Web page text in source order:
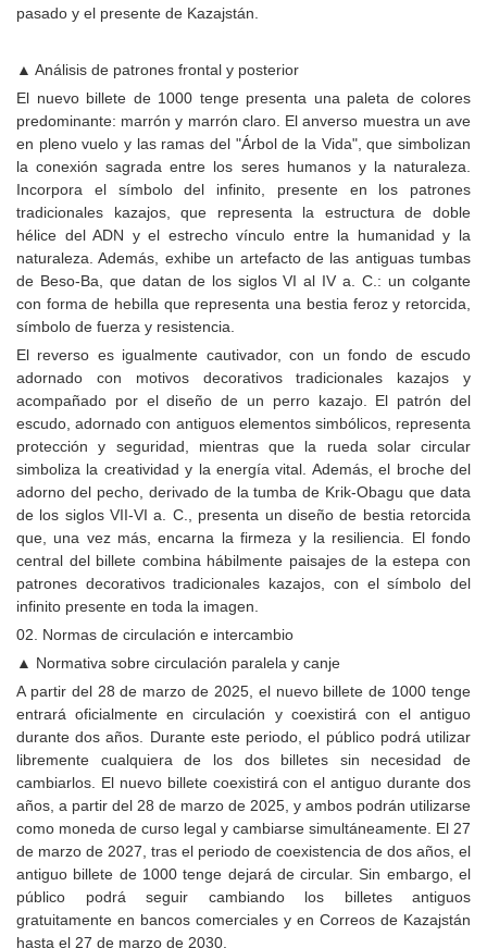
pasado y el presente de Kazajstán.
▲ Análisis de patrones frontal y posterior
El nuevo billete de 1000 tenge presenta una paleta de colores
predominante: marrón y marrón claro. El anverso muestra un ave
en pleno vuelo y las ramas del "Árbol de la Vida", que simbolizan
la conexión sagrada entre los seres humanos y la naturaleza.
Incorpora el símbolo del infinito, presente en los patrones
tradicionales kazajos, que representa la estructura de doble
hélice del ADN y el estrecho vínculo entre la humanidad y la
naturaleza. Además, exhibe un artefacto de las antiguas tumbas
de Beso-Ba, que datan de los siglos VI al IV a. C.: un colgante
con forma de hebilla que representa una bestia feroz y retorcida,
símbolo de fuerza y ​​resistencia.
El reverso es igualmente cautivador, con un fondo de escudo
adornado con motivos decorativos tradicionales kazajos y
acompañado por el diseño de un perro kazajo. El patrón del
escudo, adornado con antiguos elementos simbólicos, representa
protección y seguridad, mientras que la rueda solar circular
simboliza la creatividad y la energía vital. Además, el broche del
adorno del pecho, derivado de la tumba de Krik-Obagu que data
de los siglos VII-VI a. C., presenta un diseño de bestia retorcida
que, una vez más, encarna la firmeza y la resiliencia. El fondo
central del billete combina hábilmente paisajes de la estepa con
patrones decorativos tradicionales kazajos, con el símbolo del
infinito presente en toda la imagen.
02. Normas de circulación e intercambio
▲ Normativa sobre circulación paralela y canje
A partir del 28 de marzo de 2025, el nuevo billete de 1000 tenge
entrará oficialmente en circulación y coexistirá con el antiguo
durante dos años. Durante este periodo, el público podrá utilizar
libremente cualquiera de los dos billetes sin necesidad de
cambiarlos. El nuevo billete coexistirá con el antiguo durante dos
años, a partir del 28 de marzo de 2025, y ambos podrán utilizarse
como moneda de curso legal y cambiarse simultáneamente. El 27
de marzo de 2027, tras el periodo de coexistencia de dos años, el
antiguo billete de 1000 tenge dejará de circular. Sin embargo, el
público podrá seguir cambiando los billetes antiguos
gratuitamente en bancos comerciales y en Correos de Kazajstán
hasta el 27 de marzo de 2030.